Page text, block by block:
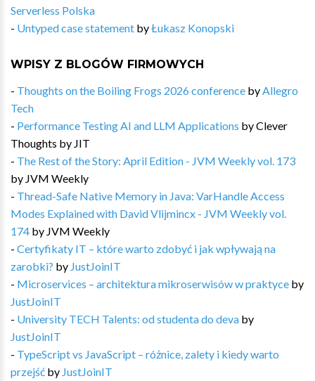
Serverless Polska
- Untyped case statement byŁukasz Konopski
WPISY Z BLOGÓW FIRMOWYCH
- Thoughts on the Boiling Frogs 2026 conference by Allegro
Tech
- Performance Testing AI and LLM Applications byClever
Thoughts by JIT
- The Rest of the Story: April Edition - JVM Weekly vol. 173
by JVM Weekly
- Thread-Safe Native Memory in Java: VarHandle Access
Modes Explained with David Vlijmincx - JVM Weekly vol.
174 by JVM Weekly
- Certyfikaty IT – które warto zdobyć i jak wpływają na
zarobki? by JustJoinIT
- Microservices – architektura mikroserwisów w praktyce by
JustJoinIT
- University TECH Talents: od studenta do deva by
JustJoinIT
- TypeScript vs JavaScript – różnice, zalety i kiedy warto
przejść by JustJoinIT